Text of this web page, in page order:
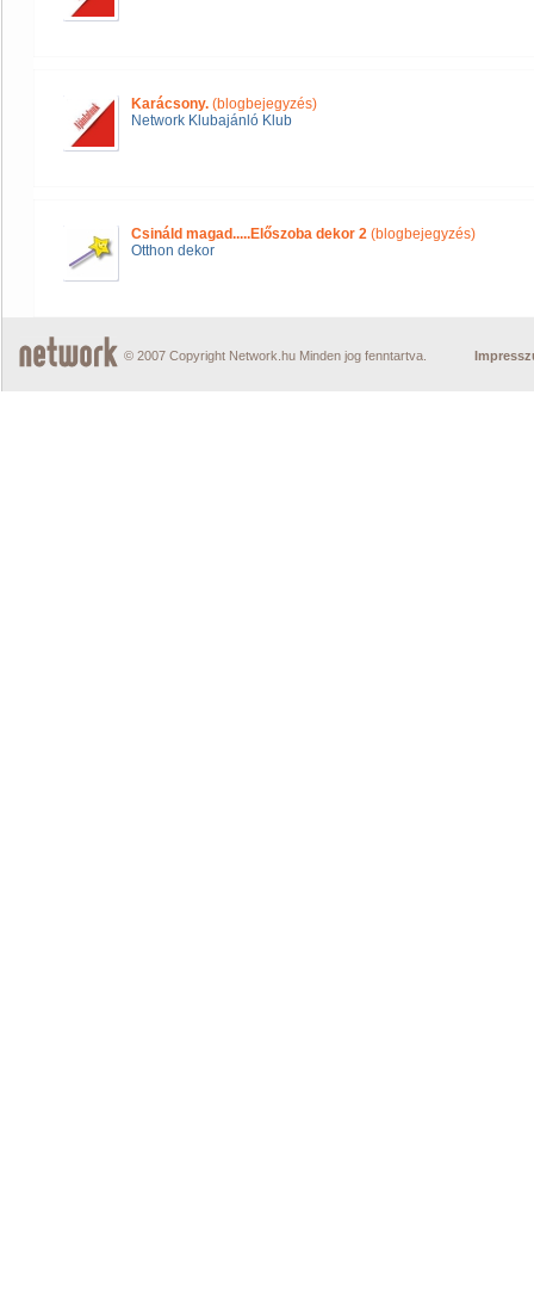
Karácsony. (blogbejegyzés)
Network Klubajánló Klub
Csináld magad.....Előszoba dekor 2 (blogbejegyzés)
Otthon dekor
© 2007 Copyright Network.hu Minden jog fenntartva.